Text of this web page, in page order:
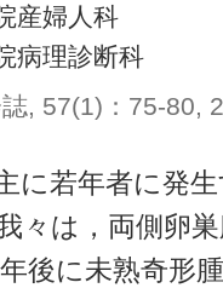
産婦人科
病理診断科
, 57(1)：75-80,
に若年者に発
々は，両側卵
後に未熟奇形